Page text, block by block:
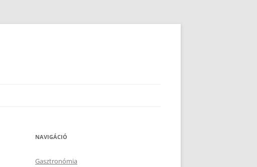
NAVIGÁCIÓ
Gasztronómia